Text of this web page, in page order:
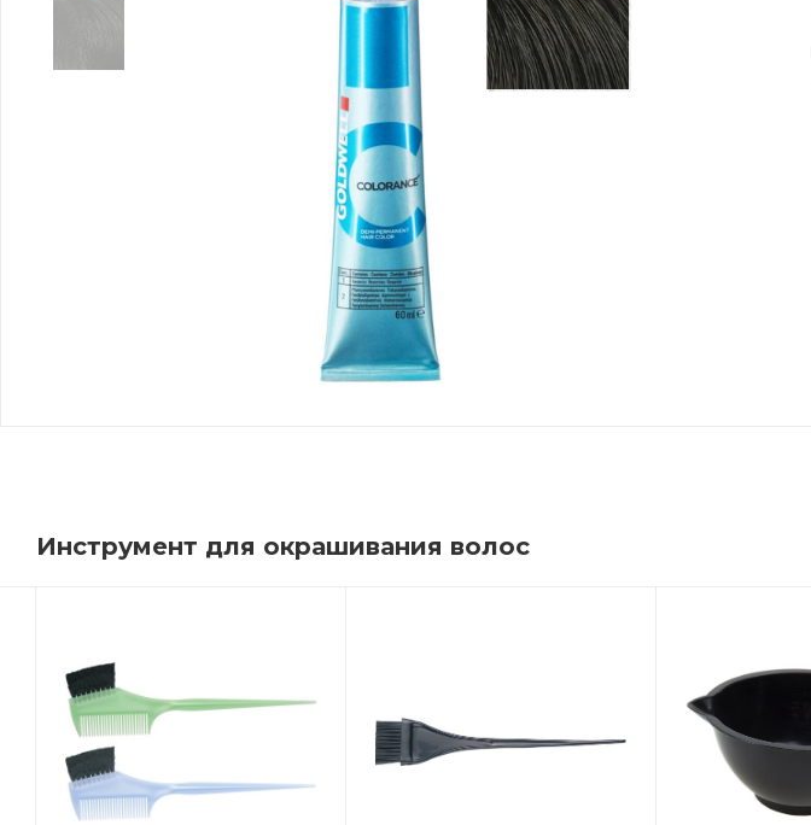
Инструмент для окрашивания волос